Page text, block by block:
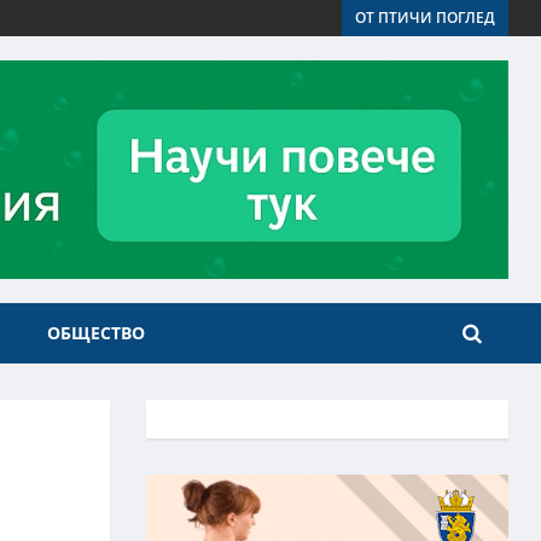
ОТ ПТИЧИ ПОГЛЕД
ОБЩЕСТВО